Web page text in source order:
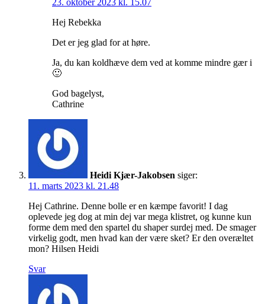
23. oktober 2023 kl. 15.07
Hej Rebekka
Det er jeg glad for at høre.
Ja, du kan koldhæve dem ved at komme mindre gær i
🙂
God bagelyst,
Cathrine
Heidi Kjær-Jakobsen siger:
11. marts 2023 kl. 21.48
Hej Cathrine. Denne bolle er en kæmpe favorit! I dag
oplevede jeg dog at min dej var mega klistret, og kunne kun
forme dem med den spartel du shaper surdej med. De smager
virkelig godt, men hvad kan der være sket? Er den overæltet
mon? Hilsen Heidi
Svar